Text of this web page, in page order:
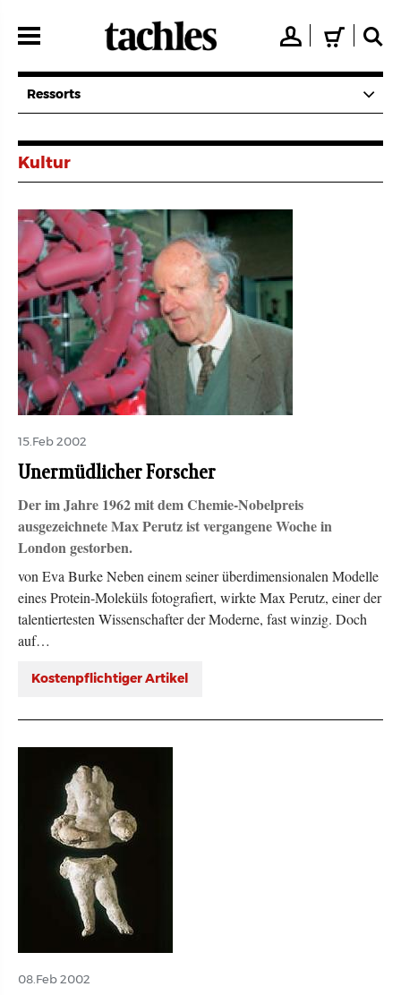
zum
👤 🛒 🔍
Ressorts
Kultur
15.Feb 2002
Unermüdlicher Forscher
Der im Jahre 1962 mit dem Chemie-Nobelpreis
ausgezeichnete Max Perutz ist vergangene Woche in
London gestorben.
von Eva Burke Neben einem seiner überdimensionalen Modelle
eines Protein-Moleküls fotografiert, wirkte Max Perutz, einer der
talentiertesten Wissenschafter der Moderne, fast winzig. Doch
auf…
Kostenpflichtiger Artikel
08.Feb 2002